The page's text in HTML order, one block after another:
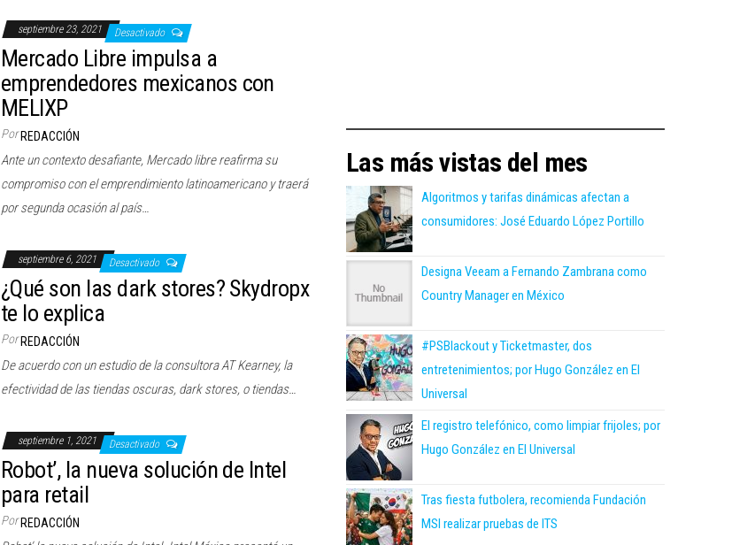
septiembre 23, 2021 Desactivado
Mercado Libre impulsa a
emprendedores mexicanos con
MELIXP
Por REDACCIÓN
Ante un contexto desafiante, Mercado libre reafirma su
compromiso con el emprendimiento latinoamericano y traerá
por segunda ocasión al país…
septiembre 6, 2021 Desactivado
¿Qué son las dark stores? Skydropx
te lo explica
Por REDACCIÓN
De acuerdo con un estudio de la consultora AT Kearney, la
efectividad de las tiendas oscuras, dark stores, o tiendas…
septiembre 1, 2021 Desactivado
Robot’, la nueva solución de Intel
para retail
Por REDACCIÓN
Las más vistas del mes
Algoritmos y tarifas dinámicas afectan a
consumidores: José Eduardo López Portillo
Designa Veeam a Fernando Zambrana como
Country Manager en México
#PSBlackout y Ticketmaster, dos
entretenimientos; por Hugo González en El
Universal
El registro telefónico, como limpiar frijoles; por
Hugo González en El Universal
Tras fiesta futbolera, recomienda Fundación
MSI realizar pruebas de ITS